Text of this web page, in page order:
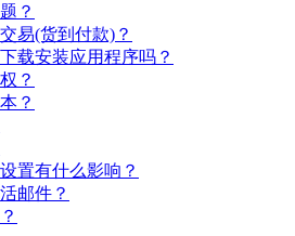
？
易(货到付款)？
载安装应用程序吗？
？
？
置有什么影响？
邮件？